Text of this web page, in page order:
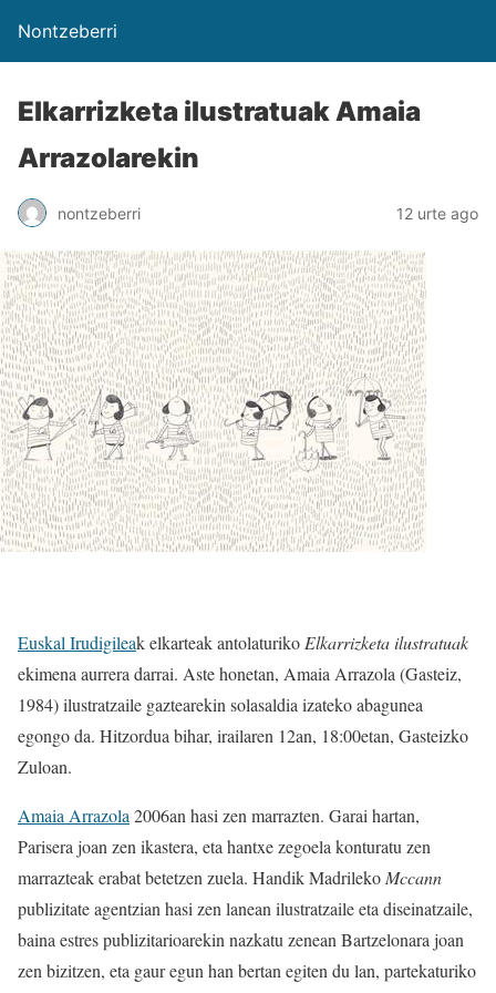
Nontzeberri
Elkarrizketa ilustratuak Amaia
Arrazolarekin
nontzeberri 12 urte ago
Euskal Irudigileak elkarteak antolaturiko Elkarrizketa ilustratuak
ekimena aurrera darrai. Aste honetan, Amaia Arrazola (Gasteiz,
1984) ilustratzaile gaztearekin solasaldia izateko abagunea
egongo da. Hitzordua bihar, irailaren 12an, 18:00etan, Gasteizko
Zuloan.
Amaia Arrazola 2006an hasi zen marrazten. Garai hartan,
Parisera joan zen ikastera, eta hantxe zegoela konturatu zen
marrazteak erabat betetzen zuela. Handik Madrileko Mccann
publizitate agentzian hasi zen lanean ilustratzaile eta diseinatzaile,
baina estres publizitarioarekin nazkatu zenean Bartzelonara joan
zen bizitzen, eta gaur egun han bertan egiten du lan, partekaturiko